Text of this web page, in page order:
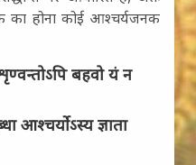
का होना कोई आश्चर्यजनक
बहवो यं न
आश्चर्योऽस्य ज्ञाता